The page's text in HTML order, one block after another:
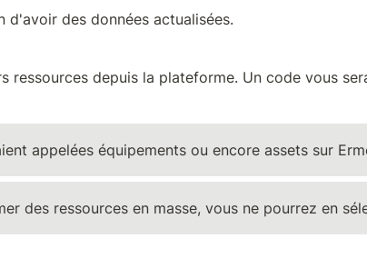
des données actualisées.
ressources depuis la plateforme. Un code vous
appelées équipements ou encore assets sur
des ressources en masse, vous ne pourrez en